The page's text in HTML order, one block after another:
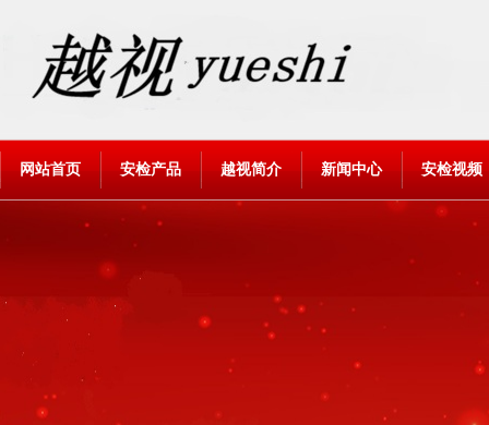
网站首页 安检产品 越视简介 新闻中心 安检视频